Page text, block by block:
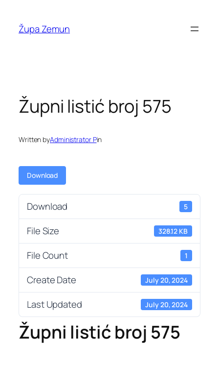
content
Župa Zemun
Župni listić broj 575
Written byAdministrator Pin
Download
Download 5
File Size 328.12 KB
File Count 1
Create Date July 20, 2024
Last Updated July 20, 2024
Župni listić broj 575